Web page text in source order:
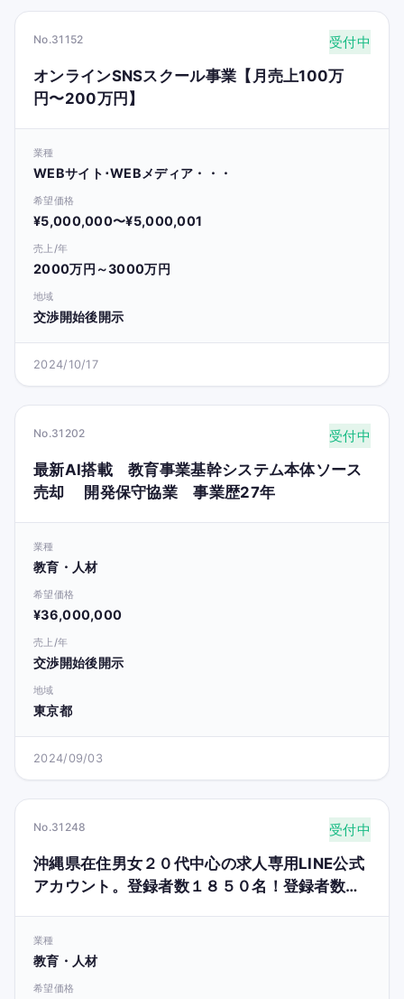
No.31152 受付中
オンラインSNSスクール事業【月売上100万
円〜200万円】
業種
WEBサイト･WEBメディア・・・
希望価格
¥5,000,000〜¥5,000,001
売上/年
2000万円～3000万円
地域
交渉開始後開示
2024/10/17
No.31202 受付中
最新AI搭載 教育事業基幹システム本体ソース
売却 開発保守協業 事業歴27年
業種
教育・人材
希望価格
¥36,000,000
売上/年
交渉開始後開示
地域
東京都
2024/09/03
No.31248 受付中
沖縄県在住男女２０代中心の求人専用LINE公式
アカウント。登録者数１８５０名！登録者数１
業種
教育・人材
希望価格